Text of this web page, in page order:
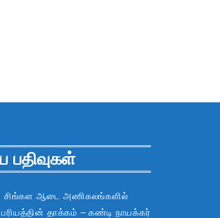
சிங்கள ஆடை அணிகலங்களில்
தாக்கம் – கண்டி நாயக்கர்